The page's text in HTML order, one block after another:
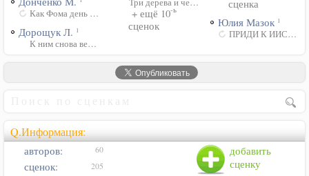
Как Фома день рожденье справлял
Дорощук Л. 1
К ним снова вернулась весна
+ ещё 10-ь
сценок
сценка
Юлия Мазок 1
ПРИДИ К ИИСУСУ
Q.Информация:
добавить
сценку
авторов: 60
сценок: 205